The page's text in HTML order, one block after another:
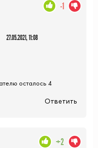
27.05.2021, 11:08
-1
осталось 4
Ответить
+2